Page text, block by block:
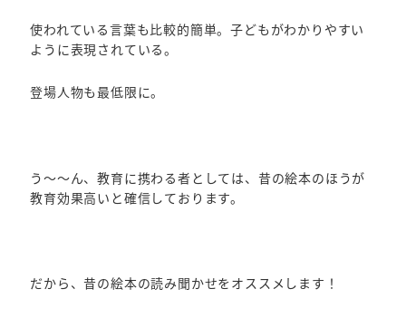
使われている言葉も比較的簡単。子どもがわかりやすい
ように表現されている。
登場人物も最低限に。
う～～ん、教育に携わる者としては、昔の絵本のほうが
教育効果高いと確信しております。
だから、昔の絵本の読み聞かせをオススメします！